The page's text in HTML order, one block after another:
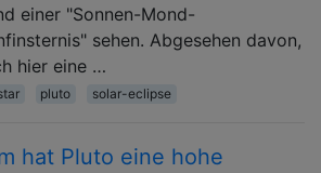
einer "Sonnen-Mond-
sehen. Abgesehen davon,
hier eine …
pluto solar-eclipse
hat Pluto eine hohe